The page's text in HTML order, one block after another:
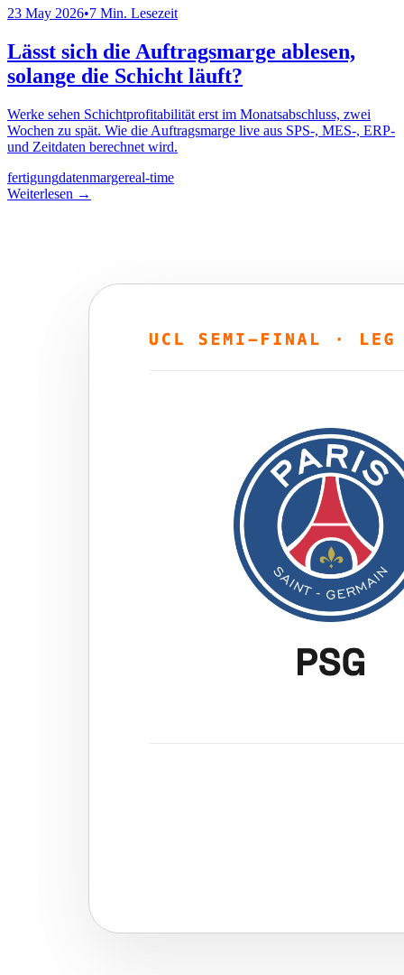
23 May 2026•7 Min. Lesezeit
Lässt sich die Auftragsmarge ablesen,
solange die Schicht läuft?
Werke sehen Schichtprofitabilität erst im Monatsabschluss, zwei
Wochen zu spät. Wie die Auftragsmarge live aus SPS-, MES-, ERP-
und Zeitdaten berechnet wird.
fertigungdatenmargereal-time
Weiterlesen →